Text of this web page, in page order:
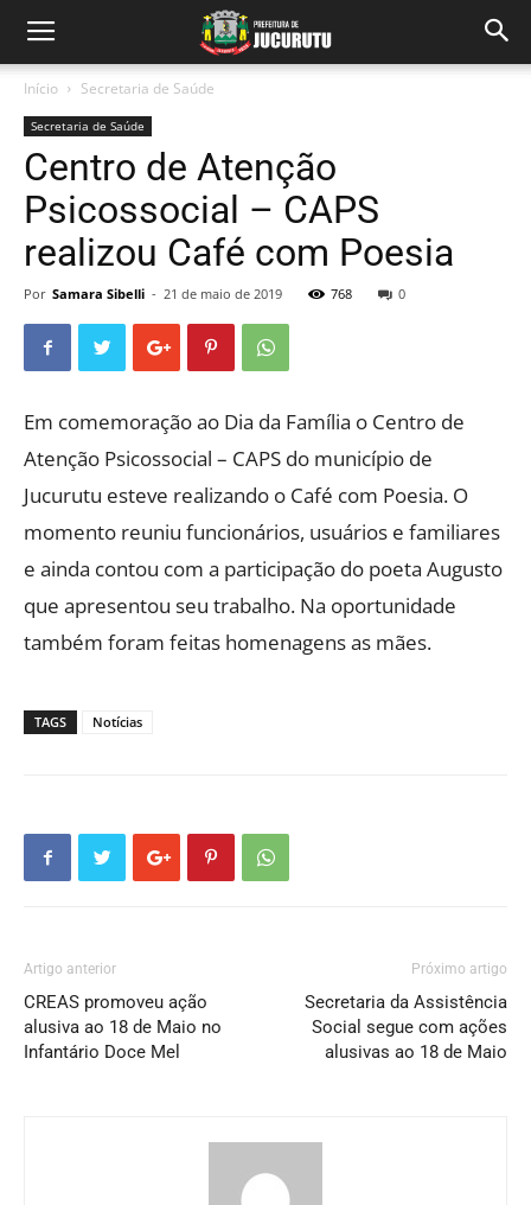
Início Secretaria de Saúde
Secretaria de Saúde
Centro de Atenção
Psicossocial – CAPS
realizou Café com Poesia
Por Samara Sibelli - 21 de maio de 2019 768 0
Em comemoração ao Dia da Família o Centro de
Atenção Psicossocial – CAPS do município de
Jucurutu esteve realizando o Café com Poesia. O
momento reuniu funcionários, usuários e familiares
e ainda contou com a participação do poeta Augusto
que apresentou seu trabalho. Na oportunidade
também foram feitas homenagens as mães.
TAGS Notícias
Artigo anterior
CREAS promoveu ação
alusiva ao 18 de Maio no
Infantário Doce Mel
Próximo artigo
Secretaria da Assistência
Social segue com ações
alusivas ao 18 de Maio